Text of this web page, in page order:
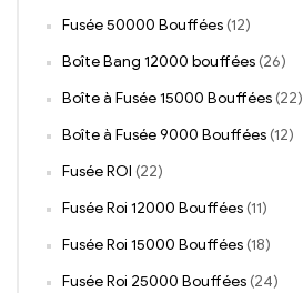
Fusée 50000 Bouffées (12)
Boîte Bang 12000 bouffées (26)
Boîte à Fusée 15000 Bouffées (22)
Boîte à Fusée 9000 Bouffées (12)
Fusée ROI (22)
Fusée Roi 12000 Bouffées (11)
Fusée Roi 15000 Bouffées (18)
Fusée Roi 25000 Bouffées (24)